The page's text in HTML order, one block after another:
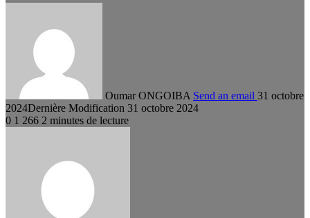
Oumar ONGOIBA Send an email 31 octobre
2024Dernière Modification 31 octobre 2024
0 1 266 2 minutes de lecture